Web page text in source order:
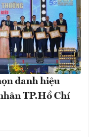
danh hiệu
TP.Hồ Chí